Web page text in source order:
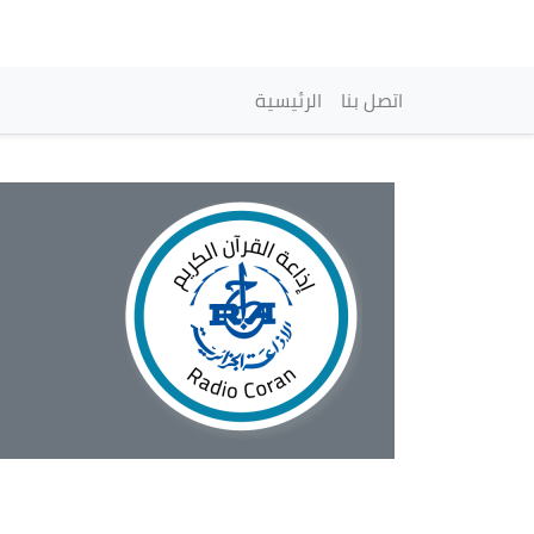
Navegación
الرئيسية اتصل بنا